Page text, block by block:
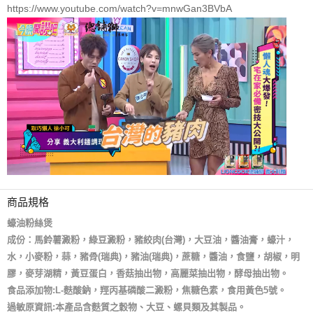
https://www.youtube.com/watch?v=mnwGan3BVbA
商品規格
蠔油粉絲煲
成份：馬鈴薯澱粉，綠豆澱粉，豬絞肉(台灣)，大豆油，醬油膏，蠔汁，
水，小麥粉，蒜，豬骨(瑞典)，豬油(瑞典)，蔗糖，醬油，食鹽，胡椒，明
膠，麥芽湖精，黃豆蛋白，香菇抽出物，高麗菜抽出物，酵母抽出物。
食品添加物:L-麩酸鈉，羥丙基磷酸二澱粉，焦糖色素，食用黃色5號。
過敏原資訊:本產品含麩質之穀物、大豆、螺貝類及其製品。